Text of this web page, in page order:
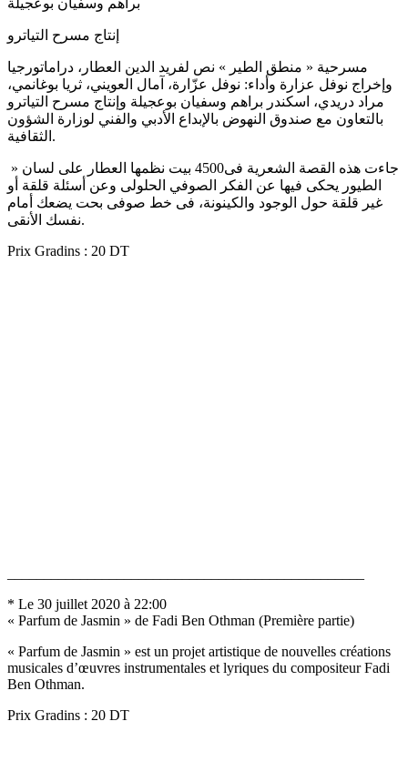
إنتاج مسرح التياترو
مسرحية « منطق الطير » نص لفريد الدين العطار، دراماتورجيا
وإخراج نوفل عزارة وأداء: نوفل عزّارة، آمال العويني، ثريا بوغانمي،
مراد دريدي، اسكندر براهم وسفيان بوعجيلة وإنتاج مسرح التياترو
بالتعاون مع صندوق النهوض بالإبداع الأدبي والفني لوزارة الشؤون
الثقافية.
» جاءت هذه القصة الشعرية فى4500 بيت نظمها العطار على لسان
الطيور يحكى فيها عن الفكر الصوفي الحلولى وعن أسئلة قلقة أو
غير قلقة حول الوجود والكينونة، فى خط صوفى بحت يضعك أمام
نفسك الأنقى.
Prix Gradins : 20 DT
* Le 30 juillet 2020 à 22:00
« Parfum de Jasmin » de Fadi Ben Othman (Première partie)
« Parfum de Jasmin » est un projet artistique de nouvelles créations
musicales d’œuvres instrumentales et lyriques du compositeur Fadi
Ben Othman.
Prix Gradins : 20 DT